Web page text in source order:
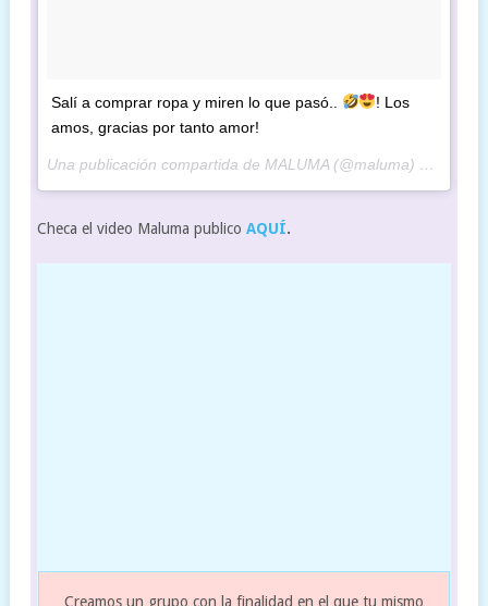
Salí a comprar ropa y miren lo que pasó..
! Los
amos, gracias por tanto amor!
Una publicación compartida de MALUMA (@maluma) el
Checa el video Maluma publico AQUÍ.
Creamos un grupo con la finalidad en el que tu mismo